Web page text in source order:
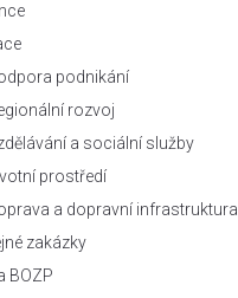
podnikání
rozvoj
a sociální služby
prostředí
a dopravní infrastruktura
zakázky
BOZP